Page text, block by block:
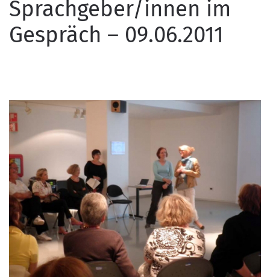
Sprachgeber/innen im
Gespräch – 09.06.2011